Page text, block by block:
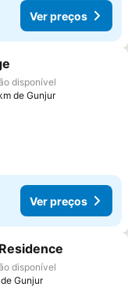
Ver preços
favoritos
disponível
de Gunjur
Ver preços
favoritos
disponível
Gunjur